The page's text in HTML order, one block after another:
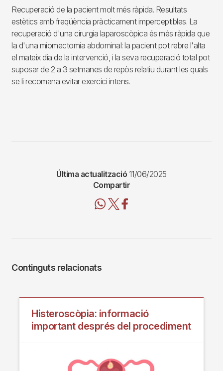
Recuperació de la pacient molt més ràpida. Resultats
estètics amb freqüència pràcticament imperceptibles. La
recuperació d'una cirurgia laparoscòpica és més ràpida que
la d'una miomectomia abdominal: la pacient pot rebre l'alta
el mateix dia de la intervenció, i la seva recuperació total pot
suposar de 2 a 3 setmanes de repòs relatiu durant les quals
se li recomana evitar exercici intens.
Última actualització 11/06/2025
Compartir
Continguts relacionats
Histeroscòpia: informació
important després del procediment